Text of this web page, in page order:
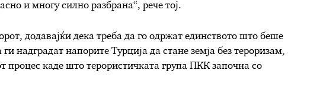
и многу силно разбрана“, рече тој.
додавајќи дека треба да го одржат единството што беше
надградат напорите Турција да стане земја без тероризам,
процес каде што терористичката група ПКК започна со